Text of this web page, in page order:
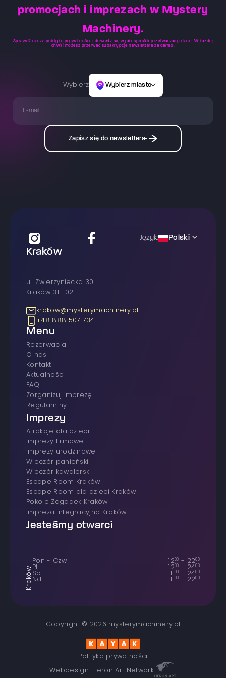
promocjach i imprezach w Mystery
Machinery.
Sprawdź naszą politykę prywatności
i dowiedz się w jaki sposób przetwarzamy dane. W każdej
chwili możesz przerwać subskrypcję newslettera za darmo.
Wybierz Wybierz miasto
Zapisz się do newslettera
Język: Polski
Kraków
ul. Zwierzyniecka 30
Kraków 31-102
krakow@mysterymachinery.pl
+48 888 507 734
Menu
rezerwacja
O nas
Kontakt
Aktualności
FAQ
Zorganizuj imprezę
Regulaminy
Imprezy
atrakcje dla dzieci
imprezy firmowe
Imprezy urodzinowe
wieczór panieński
wieczór kawalerski
Escape Room Kraków
Escape Room dla dzieci Kraków
Pokoje Zagadek Kraków
Impreza integracyjna Kraków
Jesteśmy otwarci
Kraków
Pon - Czw 12 - 22
Pt 12 - 24
Sb 11 - 24
Nd 11 - 22
Copyright © 2026 mysterymachinery.pl
Polityka prywatności
Webdesign: Heron Art Network